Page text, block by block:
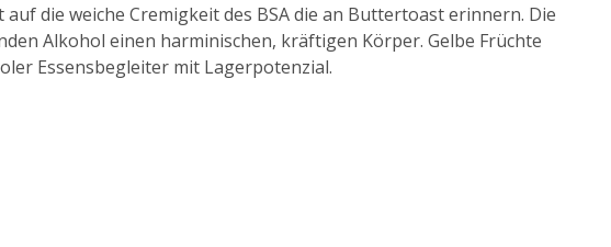
die weiche Cremigkeit des BSA die an Buttertoast erinnern. Die
Alkohol einen harminischen, kräftigen Körper. Gelbe Früchte
Essensbegleiter mit Lagerpotenzial.